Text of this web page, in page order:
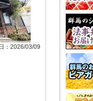
：2026/03/09